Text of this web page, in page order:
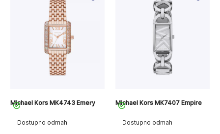
Dostupno odmah
Michael Kors MK4743 Emery
Dostupno odmah
Michael Kors MK7407 Empire